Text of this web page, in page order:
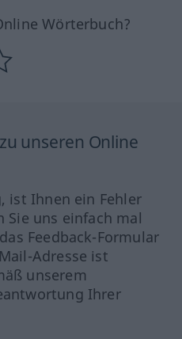
Wörterbuch?
unseren Online
ist Ihnen ein Fehler
Sie uns einfach mal
Feedback-Formular
Adresse ist
unserem
Ihrer